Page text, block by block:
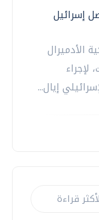
إسرائيل
الأدميرال
لإجراء
إيال...
قراءة